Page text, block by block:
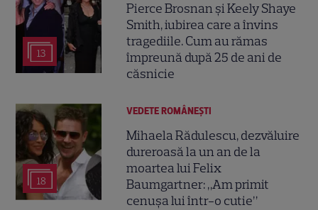
13
Pierce Brosnan și Keely Shaye
Smith, iubirea care a învins
tragediile. Cum au rămas
împreună după 25 de ani de
căsnicie
18
VEDETE ROMÂNEŞTI
Mihaela Rădulescu, dezvăluire
dureroasă la un an de la
moartea lui Felix
Baumgartner: „Am primit
cenușa lui într-o cutie”